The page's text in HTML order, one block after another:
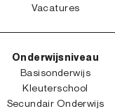
Vacatures
Onderwijsniveau
Basisonderwijs
Kleuterschool
Secundair Onderwijs